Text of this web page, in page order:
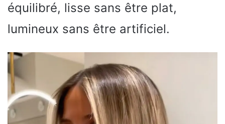
équilibré, lisse sans être plat,
lumineux sans être artificiel.